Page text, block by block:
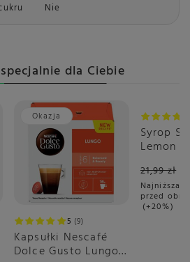
Nie
dla Ciebie
Okazja
5 9
Kapsułki Nescafé
Dolce Gusto Lungo
Okazja
Syrop
Lemon
21,99 zł
Najniższa
przed
+20%